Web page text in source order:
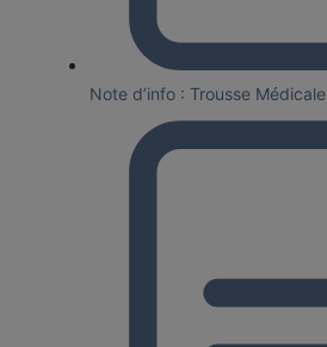
Note d’info : Trousse Médicale